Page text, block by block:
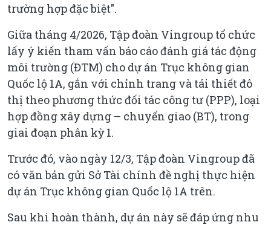
trường hợp đặc biệt".
Giữa tháng 4/2026, Tập đoàn Vingroup tổ chức
lấy ý kiến tham vấn báo cáo đánh giá tác động
môi trường (ĐTM) cho dự án Trục không gian
Quốc lộ 1A, gắn với chỉnh trang và tái thiết đô
thị theo phương thức đối tác công tư (PPP), loại
hợp đồng xây dựng – chuyển giao (BT), trong
giai đoạn phân kỳ 1.
Trước đó, vào ngày 12/3, Tập đoàn Vingroup đã
có văn bản gửi Sở Tài chính đề nghị thực hiện
dự án Trục không gian Quốc lộ 1A trên.
Sau khi hoàn thành, dự án này sẽ đáp ứng nhu